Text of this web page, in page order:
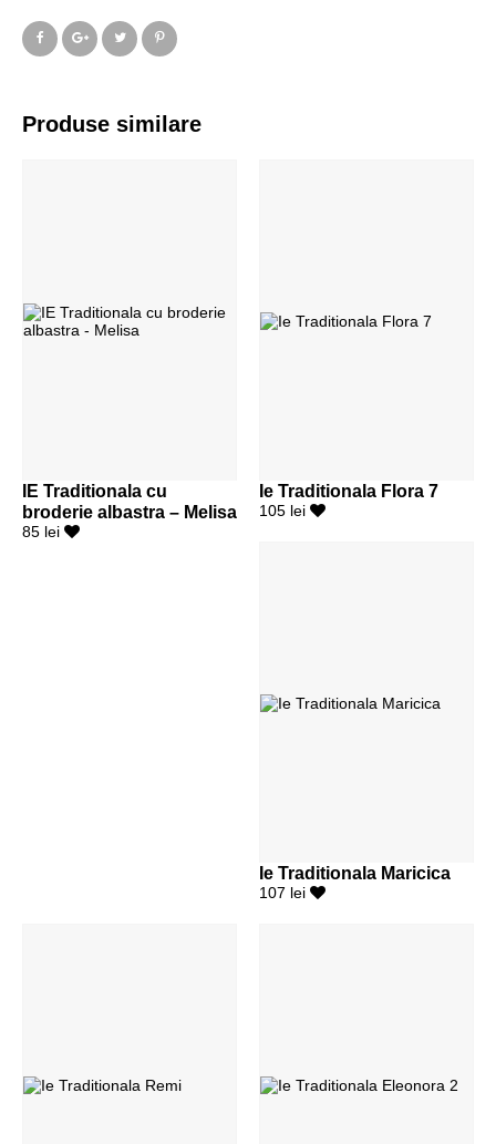
Produse similare
IE Traditionala cu
broderie albastra – Melisa
85 lei
Ie Traditionala Flora 7
105 lei
Ie Traditionala Maricica
107 lei